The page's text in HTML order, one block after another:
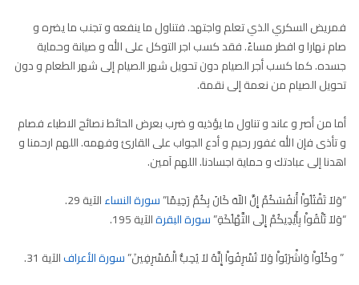
فمريض السكري الذي تعلم واجتهد. فتناول ما ينفعه و تجنب ما يضره و
صام نهارا و افطر مساءً. فقد كسب اجر التوكل على الله و صيانة وحماية
جسده. كما كسب أجر الصيام دون تحويل شهر الصيام إلى شهر الطعام و دون
تحويل الصيام من نعمة إلى نقمة.
أما من أصر و عاند و تناول ما يؤذيه و ضرب بعرض الحائط نصائح الاطباء فصام
و تأذى فإن الله غفور رحيم و أدع الجواب على القارئ وفهمه. اللهم ارحمنا و
اهدنا إلى عبادتك و حماية اجسادنا. اللهم آمين.
“وَلاَ تَقْتُلُواْ أَنفُسَكُمْ إِنَّ اللّهَ كَانَ بِكُمْ رَحِيمًا”سورة النساءالآية 29.
“وَلاَ تُلْقُواْ بِأَيْدِيكُمْ إِلَى التَّهْلُكَةِ”سورة البقرةالآية 195.
” وكُلُواْ وَاشْرَبُواْ وَلاَ تُسْرِفُواْ إِنَّهُ لاَ يُحِبُّ الْمُسْرِفِينَ”سورة الأعرافالآية 31.